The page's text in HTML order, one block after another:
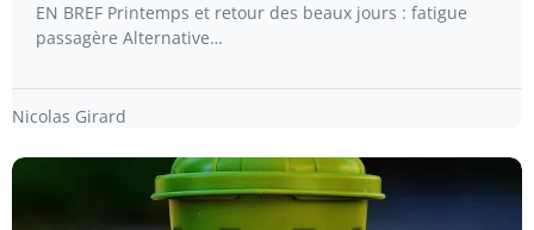
EN BREF Printemps et retour des beaux jours : fatigue
passagère Alternative…
Nicolas Girard